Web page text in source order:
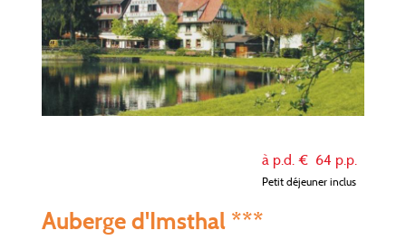
à p.d. € 64 p.p.
Petit déjeuner inclus
Auberge d'Imsthal ***